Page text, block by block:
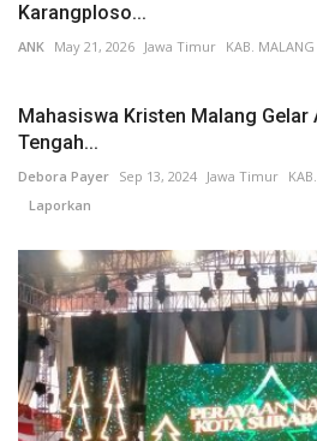
Karangploso...
ANK May 21, 2026 Jawa Timur KAB. MALANG
Mahasiswa Kristen Malang Gelar
Tengah...
Debora Payer Sep 13, 2024 Jawa Timur
Laporkan